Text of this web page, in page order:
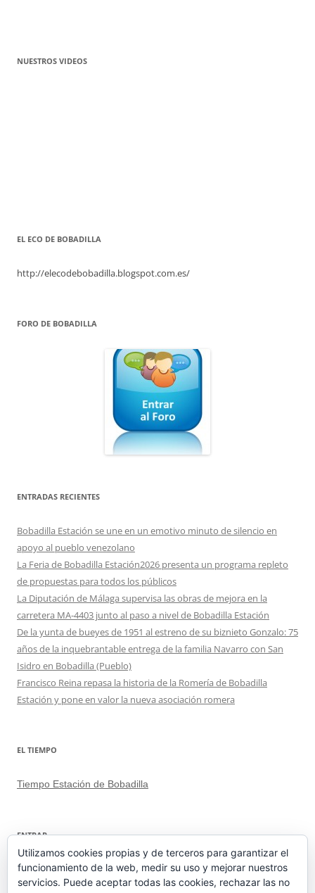
NUESTROS VIDEOS
EL ECO DE BOBADILLA
http://elecodebobadilla.blogspot.com.es/
FORO DE BOBADILLA
ENTRADAS RECIENTES
Bobadilla Estación se une en un emotivo minuto de silencio en
apoyo al pueblo venezolano
La Feria de Bobadilla Estación2026 presenta un programa repleto
de propuestas para todos los públicos
La Diputación de Málaga supervisa las obras de mejora en la
carretera MA-4403 junto al paso a nivel de Bobadilla Estación
De la yunta de bueyes de 1951 al estreno de su biznieto Gonzalo: 75
años de la inquebrantable entrega de la familia Navarro con San
Isidro en Bobadilla (Pueblo)
Francisco Reina repasa la historia de la Romería de Bobadilla
Estación y pone en valor la nueva asociación romera
EL TIEMPO
Tiempo Estación de Bobadilla
ENTRAR
Acceder
Feed de entradas
Utilizamos cookies propias y de terceros para garantizar el
funcionamiento de la web, medir su uso y mejorar nuestros
servicios. Puede aceptar todas las cookies, rechazar las no